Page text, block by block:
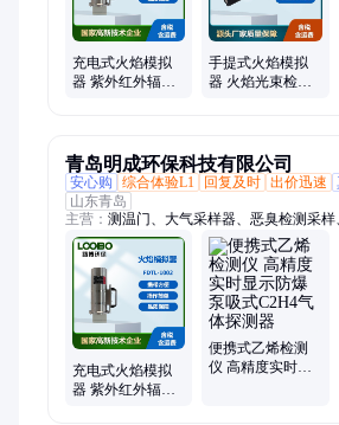
充电式火焰模拟
器 紫外红外辐射
手提式火焰模拟
器 火焰光束检测
青岛明成环保科技有限公司
安心购
综合体验L1 回复及时 出价迅速
山东青岛
主营： 测温门、大气采样器、恶臭检测采
检测仪、实验室仪器、消解仪、测尘仪、油
测油仪、汽车尾气分析、总悬浮、低浓度
cod消解、检测箱、噪声监测、水质采样器
浮游菌、皂膜流量计
充电式火焰模拟
器 紫外红外辐射
便携式乙烯检测
仪 高精度实时显